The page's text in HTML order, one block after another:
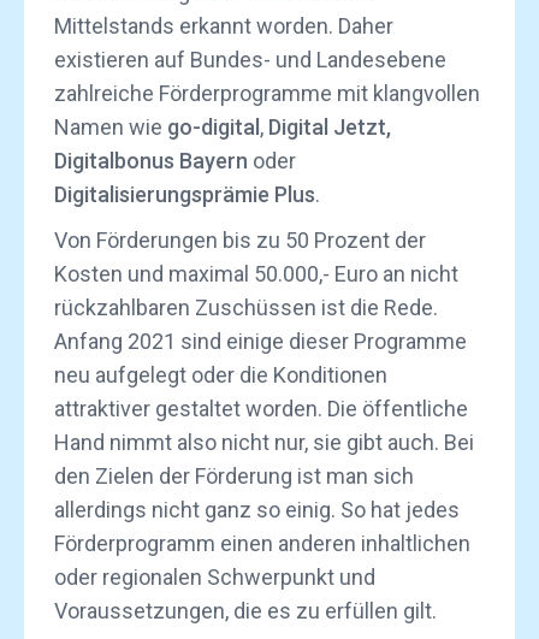
Mittelstands erkannt worden. Daher
existieren auf Bundes- und Landesebene
zahlreiche Förderprogramme mit klangvollen
Namen wie go-digital , Digital Jetzt,
Digitalbonus Bayern oder
Digitalisierungsprämie Plus.
Von Förderungen bis zu 50 Prozent der
Kosten und maximal 50.000,- Euro an nicht
rückzahlbaren Zuschüssen ist die Rede.
Anfang 2021 sind einige dieser Programme
neu aufgelegt oder die Konditionen
attraktiver gestaltet worden. Die öffentliche
Hand nimmt also nicht nur, sie gibt auch. Bei
den Zielen der Förderung ist man sich
allerdings nicht ganz so einig. So hat jedes
Förderprogramm einen anderen inhaltlichen
oder regionalen Schwerpunkt und
Voraussetzungen, die es zu erfüllen gilt.